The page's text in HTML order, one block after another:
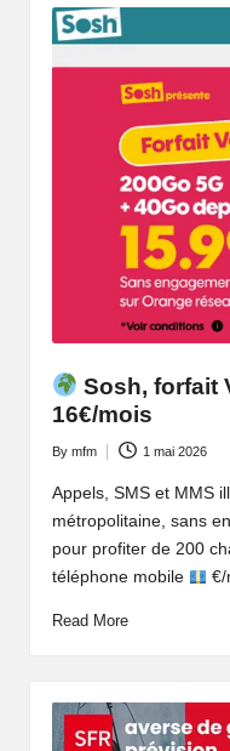
Sosh, forfait
16€/mois
Posted
by
By mfm 1 mai 2026
Appels, SMS et MMS
métropolitaine, sans
pour profiter de 200
téléphone mobile
Read More